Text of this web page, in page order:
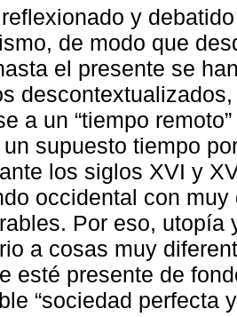
y
de modo que
el presente se
a un “tiempo
supuesto tiempo
los siglos XVI y
occidental con
Por eso, utopía
a cosas muy
esté presente de
“sociedad perfecta